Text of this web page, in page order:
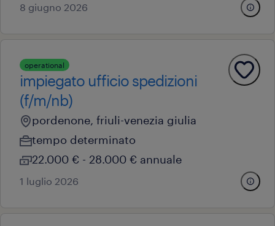
8 giugno 2026
operational
impiegato ufficio spedizioni
(f/m/nb)
pordenone, friuli-venezia giulia
tempo determinato
22.000 € - 28.000 € annuale
1 luglio 2026